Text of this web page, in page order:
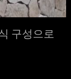
구성으로